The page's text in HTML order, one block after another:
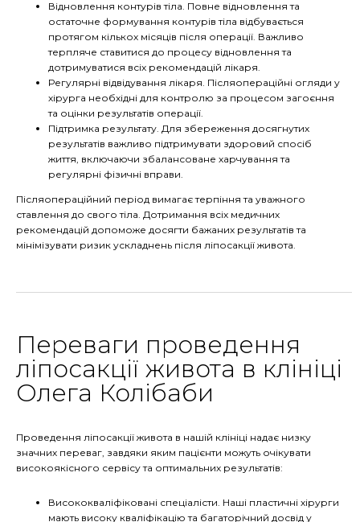
Відновлення контурів тіла. Повне відновлення та
остаточне формування контурів тіла відбувається
протягом кількох місяців після операції. Важливо
терпляче ставитися до процесу відновлення та
дотримуватися всіх рекомендацій лікаря.
Регулярні відвідування лікаря. Післяопераційні огляди у
хірурга необхідні для контролю за процесом загоєння
та оцінки результатів операції.
Підтримка результату. Для збереження досягнутих
результатів важливо підтримувати здоровий спосіб
життя, включаючи збалансоване харчування та
регулярні фізичні вправи.
Післяопераційний період вимагає терпіння та уважного
ставлення до свого тіла. Дотримання всіх медичних
рекомендацій допоможе досягти бажаних результатів та
мінімізувати ризик ускладнень після ліпосакції живота.
Переваги проведення
ліпосакції живота в клініці
Олега Колібаби
Проведення ліпосакції живота в нашій клініці надає низку
значних переваг, завдяки яким пацієнти можуть очікувати
високоякісного сервісу та оптимальних результатів:
Висококваліфіковані спеціалісти. Наші пластичні хірурги
мають високу кваліфікацію та багаторічний досвід у